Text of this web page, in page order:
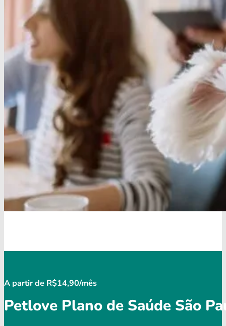
A partir de R$14,90/mês
Petlove Plano de Saúde São